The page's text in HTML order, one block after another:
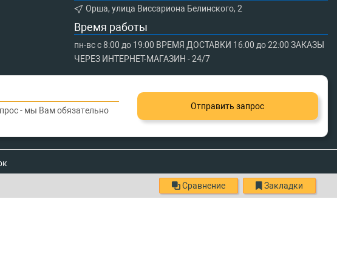
Орша, улица Виссариона Белинского, 2
Время работы
пн-вс с 8:00 до 19:00 ВРЕМЯ ДОСТАВКИ 16:00 до 22:00 ЗАКАЗЫ
ЧЕРЕЗ ИНТЕРНЕТ-МАГАЗИН - 24/7
- мы Вам обязательно
Отправить запрос
Сравнение Закладки